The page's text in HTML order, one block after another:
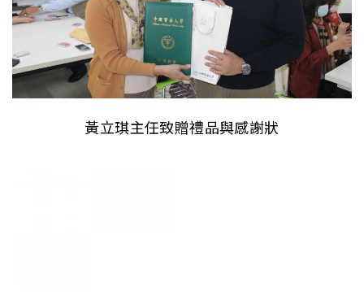
黃立琪主任致贈禮品與感謝狀